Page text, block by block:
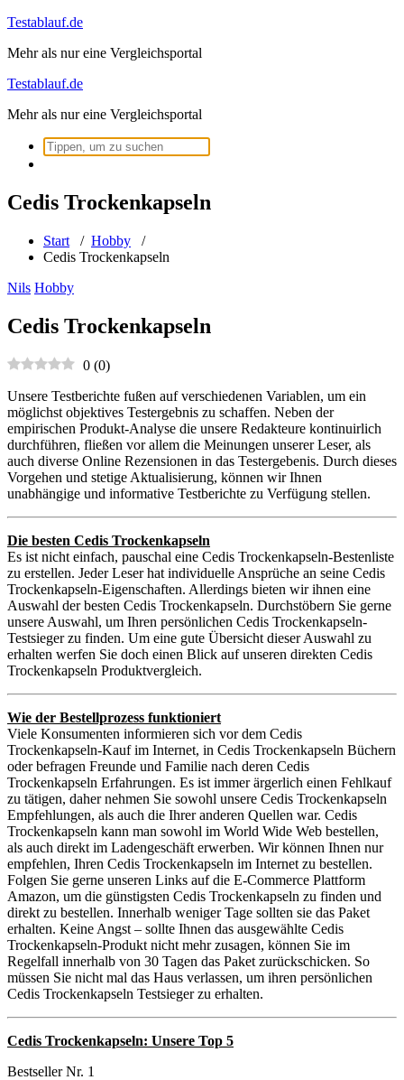
Zum
springen
Testablauf.de
Mehr als nur eine Vergleichsportal
Testablauf.de
Mehr als nur eine Vergleichsportal
Suchen
nach:
Cedis Trockenkapseln
Start / Hobby /
Cedis Trockenkapseln
Nils Hobby
Cedis Trockenkapseln
0 (0)
Unsere Testberichte fußen auf verschiedenen Variablen, um ein
möglichst objektives Testergebnis zu schaffen. Neben der
empirischen Produkt-Analyse die unsere Redakteure kontinuirlich
durchführen, fließen vor allem die Meinungen unserer Leser, als
auch diverse Online Rezensionen in das Testergebenis. Durch dieses
Vorgehen und stetige Aktualisierung, können wir Ihnen
unabhängige und informative Testberichte zu Verfügung stellen.
Die besten Cedis Trockenkapseln
Es ist nicht einfach, pauschal eine Cedis Trockenkapseln-Bestenliste
zu erstellen. Jeder Leser hat individuelle Ansprüche an seine Cedis
Trockenkapseln-Eigenschaften. Allerdings bieten wir ihnen eine
Auswahl der besten Cedis Trockenkapseln. Durchstöbern Sie gerne
unsere Auswahl, um Ihren persönlichen Cedis Trockenkapseln-
Testsieger zu finden. Um eine gute Übersicht dieser Auswahl zu
erhalten werfen Sie doch einen Blick auf unseren direkten Cedis
Trockenkapseln Produktvergleich.
Wie der Bestellprozess funktioniert
Viele Konsumenten informieren sich vor dem Cedis
Trockenkapseln-Kauf im Internet, in Cedis Trockenkapseln Büchern
oder befragen Freunde und Familie nach deren Cedis
Trockenkapseln Erfahrungen. Es ist immer ärgerlich einen Fehlkauf
zu tätigen, daher nehmen Sie sowohl unsere Cedis Trockenkapseln
Empfehlungen, als auch die Ihrer anderen Quellen war. Cedis
Trockenkapseln kann man sowohl im World Wide Web bestellen,
als auch direkt im Ladengeschäft erwerben. Wir können Ihnen nur
empfehlen, Ihren Cedis Trockenkapseln im Internet zu bestellen.
Folgen Sie gerne unseren Links auf die E-Commerce Plattform
Amazon, um die günstigsten Cedis Trockenkapseln zu finden und
direkt zu bestellen. Innerhalb weniger Tage sollten sie das Paket
erhalten. Keine Angst – sollte Ihnen das ausgewählte Cedis
Trockenkapseln-Produkt nicht mehr zusagen, können Sie im
Regelfall innerhalb von 30 Tagen das Paket zurückschicken. So
müssen Sie nicht mal das Haus verlassen, um ihren persönlichen
Cedis Trockenkapseln Testsieger zu erhalten.
Cedis Trockenkapseln: Unsere Top 5
Bestseller Nr. 1